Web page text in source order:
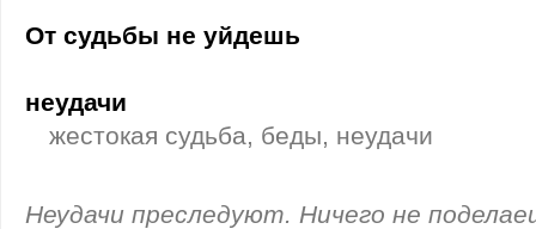
От судьбы не уйдешь
неудачи
жестокая судьба, беды, неудачи
Неудачи преследуют. Ничего не